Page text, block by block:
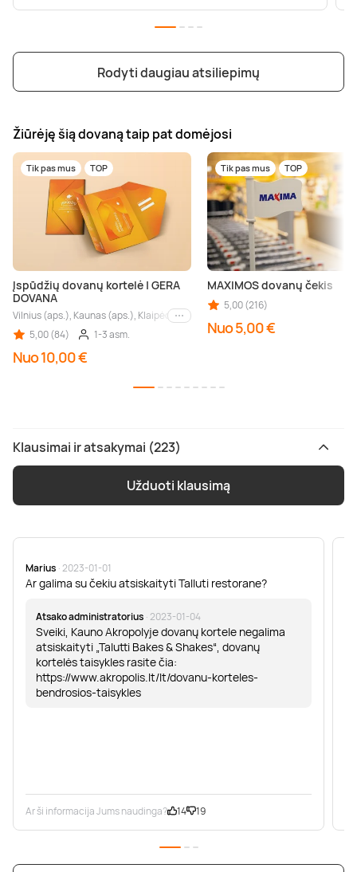
Rodyti daugiau atsiliepimų
Žiūrėję šią dovaną taip pat domėjosi
Tik pas mus TOP
Įspūdžių dovanų kortelė | GERA
DOVANA
Vilnius (aps.), Kaunas (aps.), Klaipėda (aps.), Palanga (aps.), Nida (aps.),
Kiti miestai
5,00 (84)
1-3 asm.
Nuo 10,00 €
Tik pas mus TOP
MAXIMOS dovanų čekis
5,00 (216)
Nuo 5,00 €
Klausimai ir atsakymai (223)
Užduoti klausimą
Marius · 2023-01-01
Ar galima su čekiu atsiskaityti Talluti restorane?
Atsako administratorius · 2023-01-04
Sveiki, Kauno Akropolyje dovanų kortele negalima
atsiskaityti „Talutti Bakes & Shakes“, dovanų
kortelės taisykles rasite čia:
https://www.akropolis.lt/lt/dovanu-korteles-
bendrosios-taisykles
Ar ši informacija Jums naudinga? 14 19